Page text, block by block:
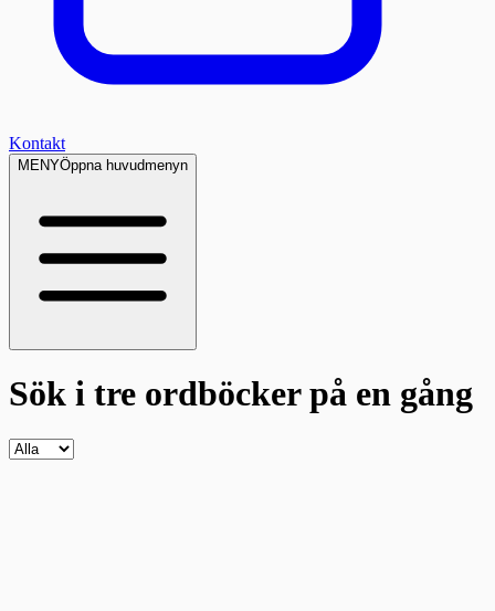
Kontakt
MENYÖppna huvudmenyn
Sök i tre ordböckerpå en gång